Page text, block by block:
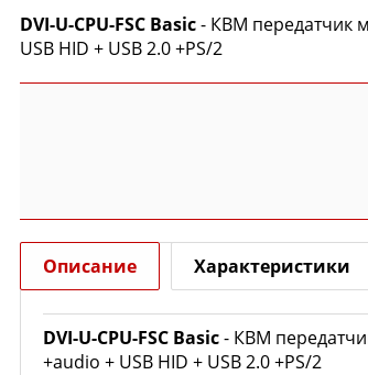
DVI-U-CPU-FSC Basic- КВМ передатчик
USB HID + USB 2.0 +PS/2
Описание Характеристики
DVI-U-CPU-FSC Basic- КВМ
+audio + USB HID + USB 2.0 +PS/2